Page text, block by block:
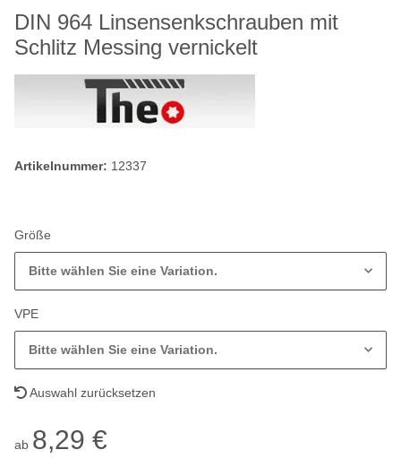
DIN 964 Linsensenkschrauben mit
Schlitz Messing vernickelt
Artikelnummer: 12337
Größe
Bitte wählen Sie eine Variation.
VPE
Bitte wählen Sie eine Variation.
Auswahl zurücksetzen
ab 8,29 €